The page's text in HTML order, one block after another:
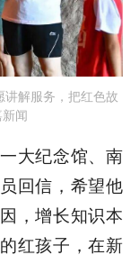
讲解服务，把红色故
闻
大纪念馆、南
回信，希望他
，增长知识本
红孩子，在新